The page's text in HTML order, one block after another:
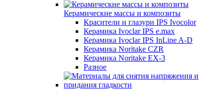
Керамические массы и композиты
Красители и глазури IPS Ivocolor
Керамика Ivoclar IPS e.max
Керамика Ivoclar IPS InLine A-D
Керамика Noritake CZR
Керамика Noritake EX-3
Разное